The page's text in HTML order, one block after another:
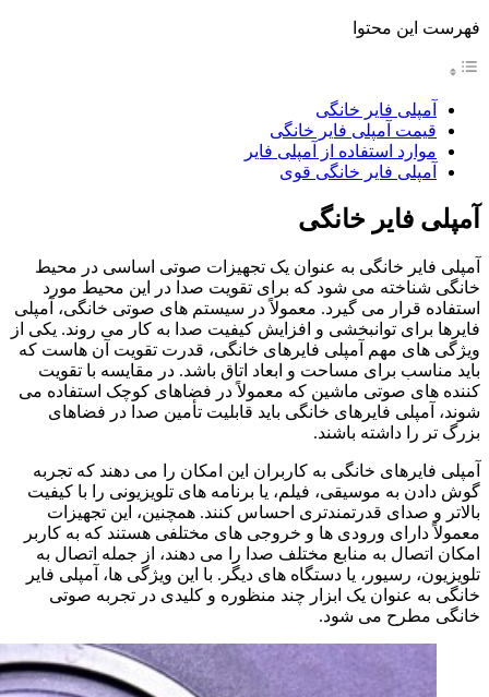
فهرست این محتوا
آمپلی فایر خانگی
قیمت آمپلی فایر خانگی
موارد استفاده از آمپلی فایر
آمپلی فایر خانگی قوی
آمپلی فایر خانگی
آمپلی‌ فایر خانگی به عنوان یک تجهیزات صوتی اساسی در محیط
خانگی شناخته می‌ شود که برای تقویت صدا در این محیط مورد
استفاده قرار می‌ گیرد. معمولاً در سیستم‌ های صوتی خانگی، آمپلی‌
فایرها برای توانبخشی و افزایش کیفیت صدا به کار می‌ روند. یکی از
ویژگی‌ های مهم آمپلی‌ فایرهای خانگی، قدرت تقویت آن هاست که
باید مناسب برای مساحت و ابعاد اتاق باشد. در مقایسه با تقویت‌
کننده‌ های صوتی ماشین که معمولاً در فضاهای کوچک استفاده می‌
شوند، آمپلی‌ فایرهای خانگی باید قابلیت تأمین صدا در فضاهای
بزرگ تر را داشته باشند.
آمپلی‌ فایرهای خانگی به کاربران این امکان را می‌ دهند که تجربه
گوش دادن به موسیقی، فیلم، یا برنامه‌ های تلویزیونی را با کیفیت
بالاتر و صدای قدرتمندتری احساس کنند. همچنین، این تجهیزات
معمولاً دارای ورودی‌ ها و خروجی‌ های مختلفی هستند که به کاربر
امکان اتصال به منابع مختلف صدا را می‌ دهند، از جمله اتصال به
تلویزیون، رسیور، یا دستگاه‌ های دیگر. با این ویژگی‌ ها، آمپلی‌ فایر
خانگی به عنوان یک ابزار چند منظوره و کلیدی در تجربه صوتی
خانگی مطرح می‌ شود.